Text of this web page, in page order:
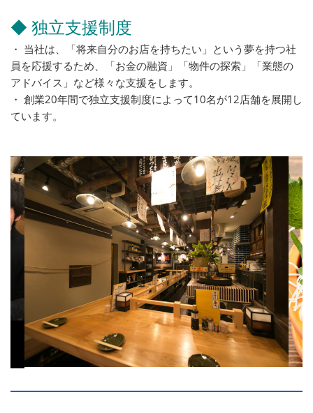
◆ 独立支援制度
・ 当社は、「将来自分のお店を持ちたい」という夢を持つ社
員を応援するため、「お金の融資」「物件の探索」「業態の
アドバイス」など様々な支援をします。
・ 創業20年間で独立支援制度によって10名が12店舗を展開し
ています。